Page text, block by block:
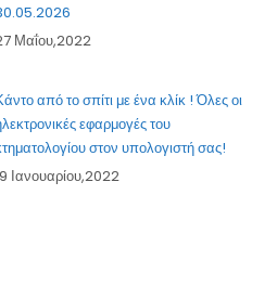
Μαΐου,2022
από το σπίτι με ένα κλίκ ! Όλες οι
εφαρμογές του
στον υπολογιστή σας!
Ιανουαρίου,2022